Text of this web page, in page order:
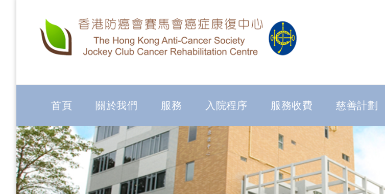
首頁 關於我們 服務 入院程序 服務收費 慈善計劃